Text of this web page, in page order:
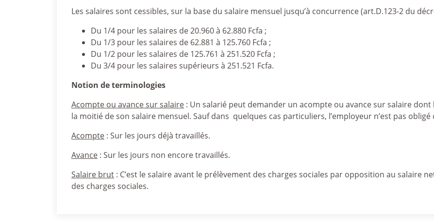
Les salaires sont cessibles, sur la base du salaire mensuel jusqu’à concurrence (art.D.123-2 du
Du 1/4 pour les salaires de 20.960 à 62.880 Fcfa ;
Du 1/3 pour les salaires de 62.881 à 125.760 Fcfa ;
Du 1/2 pour les salaires de 125.761 à 251.520 Fcfa ;
Du 3/4 pour les salaires supérieurs à 251.521 Fcfa.
Notion de terminologies
Acompte ou avance sur salaire : Un salarié peut demander un acompte ou avance sur salaire
la moitié de son salaire mensuel. Sauf dans quelques cas particuliers, l’employeur n’est pas obligé
Acompte : Sur les jours déjà travaillés.
Avance : Sur les jours non encore travaillés.
Salaire brut : C’est le salaire avant le prélèvement des charges sociales par opposition au salaire
des charges sociales.